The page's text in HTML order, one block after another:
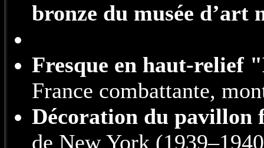
bronze du musée d’art
Fresque en haut-relief
France combattante,
Décoration du pavillon
de New York